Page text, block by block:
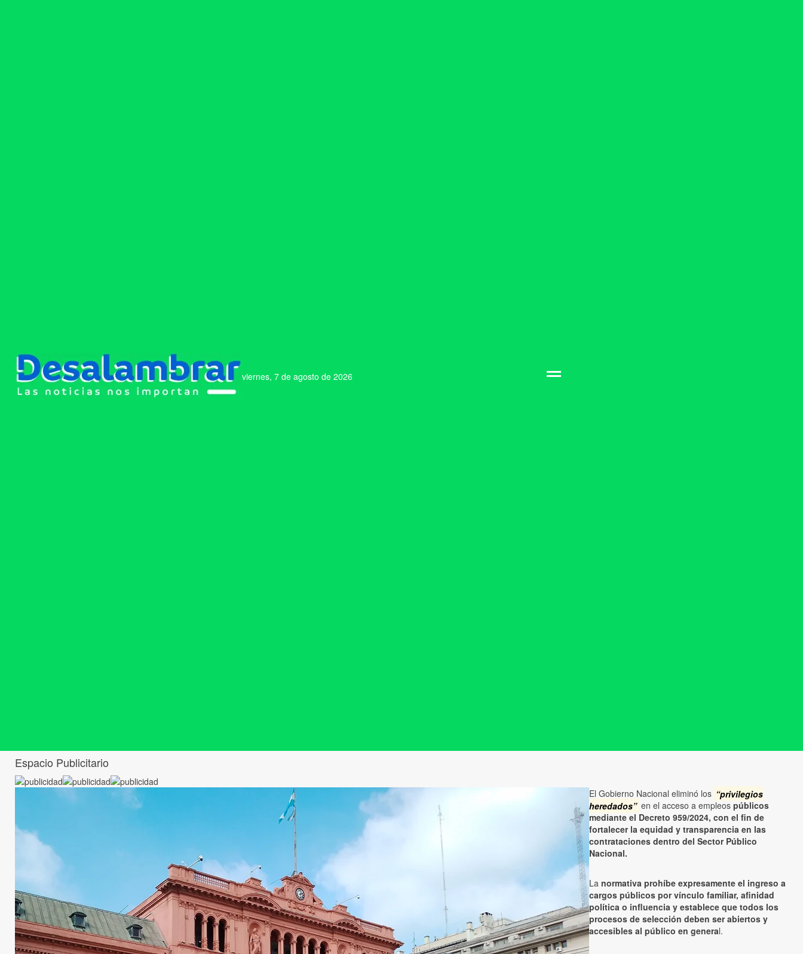
viernes, 7 de agosto de 2026
Espacio Publicitario
El Gobierno Nacional eliminó los “privilegios
heredados” en el acceso a empleos públicos
mediante el Decreto 959/2024, con el fin de
fortalecer la equidad y transparencia en las
contrataciones dentro del Sector Público
Nacional.
La normativa prohíbe expresamente el ingreso a
cargos públicos por vínculo familiar, afinidad
política o influencia y establece que todos los
procesos de selección deben ser abiertos y
accesibles al público en general.